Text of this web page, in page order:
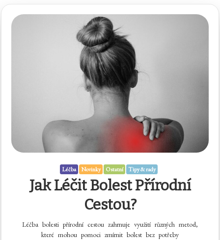
Léčba Novinky Ostatní Tipy & rady
Jak Léčit Bolest Přírodní
Cestou?
Léčba bolesti přírodní cestou zahrnuje využití různých metod,
které mohou pomoci zmírnit bolest bez potřeby